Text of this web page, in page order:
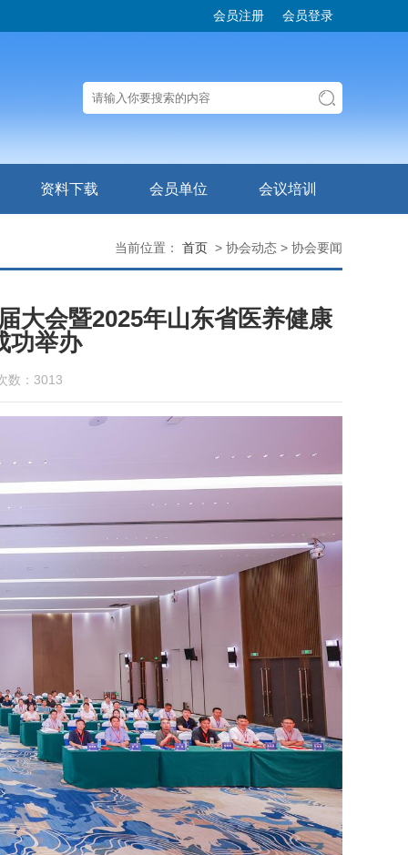
会员注册 会员登录
资料下载 会员单位 会议培训
当前位置： 首页 > 协会动态 > 协会要闻
大会暨2025年山东省医养健康
功举办
数：3013